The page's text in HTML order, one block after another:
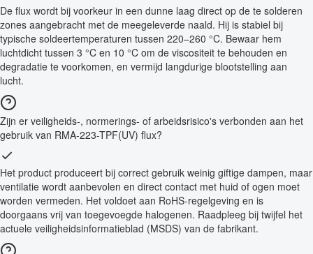
De flux wordt bij voorkeur in een dunne laag direct op de te solderen
zones aangebracht met de meegeleverde naald. Hij is stabiel bij
typische soldeertemperaturen tussen 220–260 °C. Bewaar hem
luchtdicht tussen 3 °C en 10 °C om de viscositeit te behouden en
degradatie te voorkomen, en vermijd langdurige blootstelling aan
lucht.
Zijn er veiligheids-, normerings- of arbeidsrisico's verbonden aan het
gebruik van RMA-223-TPF(UV) flux?
Het product produceert bij correct gebruik weinig giftige dampen, maar
ventilatie wordt aanbevolen en direct contact met huid of ogen moet
worden vermeden. Het voldoet aan RoHS-regelgeving en is
doorgaans vrij van toegevoegde halogenen. Raadpleeg bij twijfel het
actuele veiligheidsinformatieblad (MSDS) van de fabrikant.